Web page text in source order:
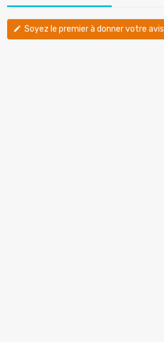
edit Soyez le premier à donner votre avis